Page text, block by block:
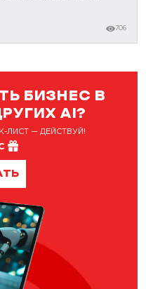
706
БИЗНЕС В
AI?
ЛИСТ — ДЕЙСТВУЙ!